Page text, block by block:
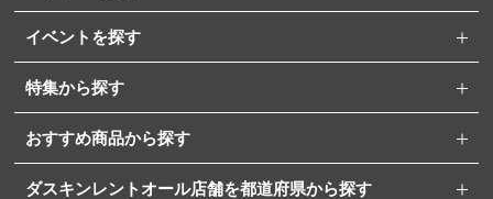
イベントを探す
特集から探す
おすすめ商品から探す
ダスキンレントオール店舗を都道府県から探す